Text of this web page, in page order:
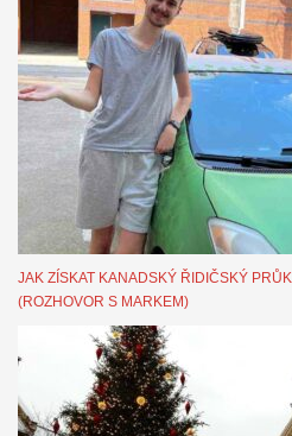
JAK ZÍSKAT KANADSKÝ ŘIDIČSKÝ
(ROZHOVOR S MARKEM)